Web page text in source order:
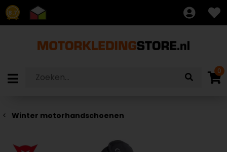
8.7
0
Winter motorhandschoenen